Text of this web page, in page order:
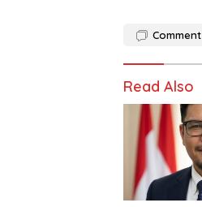
Comment
Read Also